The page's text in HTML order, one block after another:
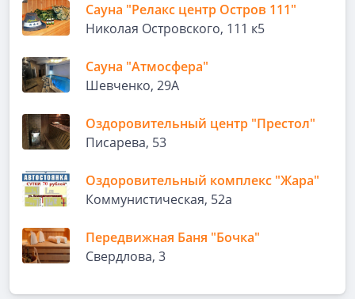
Сауна "Релакс центр Остров 111"
Николая Островского, 111 к5
Сауна "Атмосфера"
Шевченко, 29А
Оздоровительный центр "Престол"
Писарева, 53
Оздоровительный комплекс "Жара"
Коммунистическая, 52а
Передвижная Баня "Бочка"
Свердлова, 3